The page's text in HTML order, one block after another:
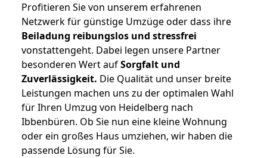
Profitieren Sie von unserem erfahrenen
Netzwerk für günstige Umzüge oder dass ihre
Beiladung reibungslos und stressfrei
vonstattengeht. Dabei legen unsere Partner
besonderen Wert aufSorgfalt und
Zuverlässigkeit. Die Qualität und unser breite
Leistungen machen uns zu der optimalen Wahl
für Ihren Umzug von Heidelberg nach
Ibbenbüren. Ob Sie nun eine kleine Wohnung
oder ein großes Haus umziehen, wir haben die
passende Lösung für Sie.